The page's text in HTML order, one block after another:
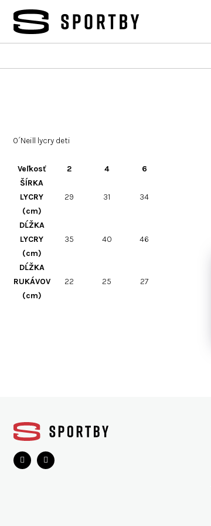
obsah
O´Neill lycry deti
Veľkosť 2 4
6
ŠÍRKA
LYCRY
(cm)
29 31 34
DĹŽKA
LYCRY
(cm)
35 40 46
DĹŽKA
RUKÁVOV
(cm)
22 25 27